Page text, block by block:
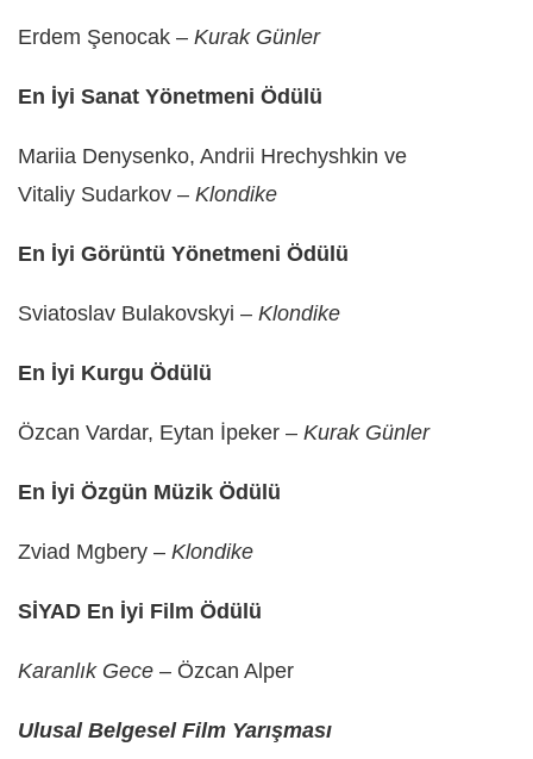
Erdem Şenocak – Kurak Günler
En İyi Sanat Yönetmeni Ödülü
Mariia Denysenko, Andrii Hrechyshkin ve
Vitaliy Sudarkov – Klondike
En İyi Görüntü Yönetmeni Ödülü
Sviatoslav Bulakovskyi – Klondike
En İyi Kurgu Ödülü
Özcan Vardar, Eytan İpeker – Kurak Günler
En İyi Özgün Müzik Ödülü
Zviad Mgbery – Klondike
SİYAD En İyi Film Ödülü
Karanlık Gece – Özcan Alper
Ulusal Belgesel Film Yarışması